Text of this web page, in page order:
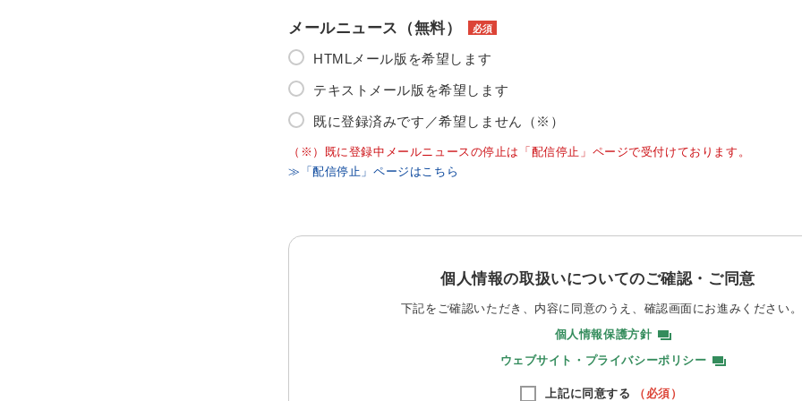
メールニュース（無料） 必須
HTMLメール版を希望します
テキストメール版を希望します
既に登録済みです／希望しません（※）
（※）既に登録中メールニュースの停止は「配信停止」ページで受付けております。
≫「配信停止」ページはこちら
個人情報の取扱いについてのご確認・ご同意
下記をご確認いただき、内容に同意のうえ、 確認画面にお進みください。
個人情報保護方針
ウェブサイト・プライバシーポリシー
上記に同意する （必須）